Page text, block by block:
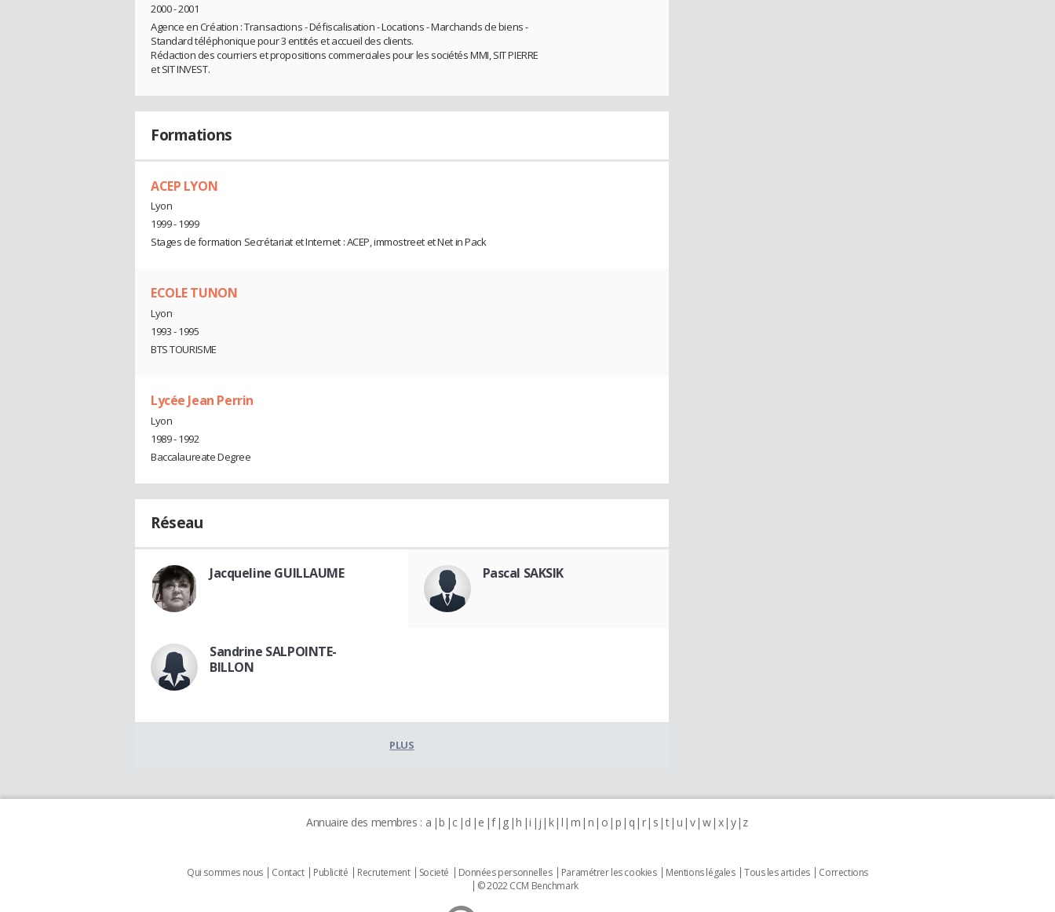
2000 - 2001
Agence en Création : Transactions - Défiscalisation - Locations - Marchands de biens -
Standard téléphonique pour 3 entités et accueil des clients.
Rédaction des courriers et propositions commerciales pour les sociétés MMI, SIT PIERRE
et SIT INVEST.
Formations
ACEP LYON
Lyon
1999 - 1999
Stages de formation Secrétariat et Internet : ACEP, immostreet et Net in Pack
ECOLE TUNON
Lyon
1993 - 1995
BTS TOURISME
Lycée Jean Perrin
Lyon
1989 - 1992
Baccalaureate Degree
Réseau
Jacqueline GUILLAUME Pascal SAKSIK
Sandrine SALPOINTE-
BILLON
PLUS
Annuaire des membres : a b c d e f g h i j k l m n o p q r s t u v w x y z
Qui sommes nous Contact Publicité Recrutement Societé Données personnelles Paramétrer les cookies Mentions légales Tous les articles
Corrections
© 2022 CCM Benchmark